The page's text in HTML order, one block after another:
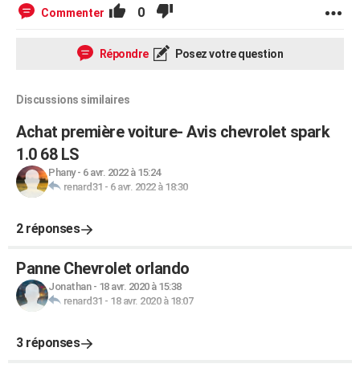
Bricolage
Lifestyle
Culture
Sport
Auto
Television
Voyage
Cinema Commenter 0
Répondre Posez votre question
Discussions similaires
Achat première voiture- Avis chevrolet spark
1.0 68 LS
Phany- 6 avr. 2022 à 15:24
renard31 - 6 avr. 2022 à 18:30
2 réponses
Panne Chevrolet orlando
Jonathan- 18 avr. 2020 à 15:38
renard31 - 18 avr. 2020 à 18:07
3 réponses